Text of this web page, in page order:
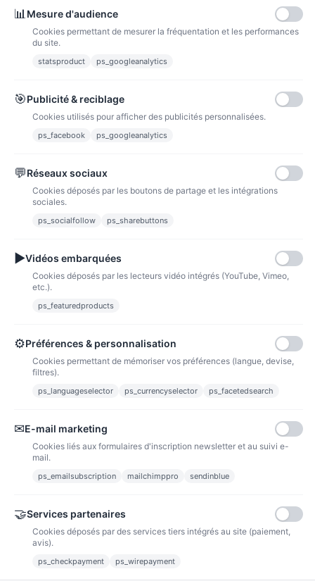
Paiements sécurisés via paypal et paypal 4 fois sans frais
Fidélité
bons de réductions.
Notre société
Nous suivre
Newsletter
📊 Mesure d'audience
Cookies permettant de mesurer la fréquentation et les performances
du site.
statsproduct ps_googleanalytics
🎯Publicité & reciblage
Cookies utilisés pour afficher des publicités personnalisées.
ps_facebook ps_googleanalytics
💬Réseaux sociaux
Cookies déposés par les boutons de partage et les intégrations
sociales.
ps_socialfollow ps_sharebuttons
▶Vidéos embarquées
Cookies déposés par les lecteurs vidéo intégrés (YouTube, Vimeo,
etc.).
ps_featuredproducts
⚙Préférences & personnalisation
Cookies permettant de mémoriser vos préférences (langue, devise,
filtres).
ps_languageselector ps_currencyselector ps_facetedsearch
✉E-mail marketing
Cookies liés aux formulaires d'inscription newsletter et au suivi e-
mail.
ps_emailsubscription mailchimppro sendinblue
🤝Services partenaires
Cookies déposés par des services tiers intégrés au site (paiement,
avis).
ps_checkpayment ps_wirepayment